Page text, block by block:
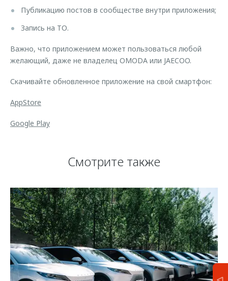
Публикацию постов в сообществе внутри приложения;
Запись на ТО.
Важно, что приложением может пользоваться любой
желающий, даже не владелец OMODA или JAECOO.
Скачивайте обновленное приложение на свой смартфон:
AppStore
Google Play
Смотрите также